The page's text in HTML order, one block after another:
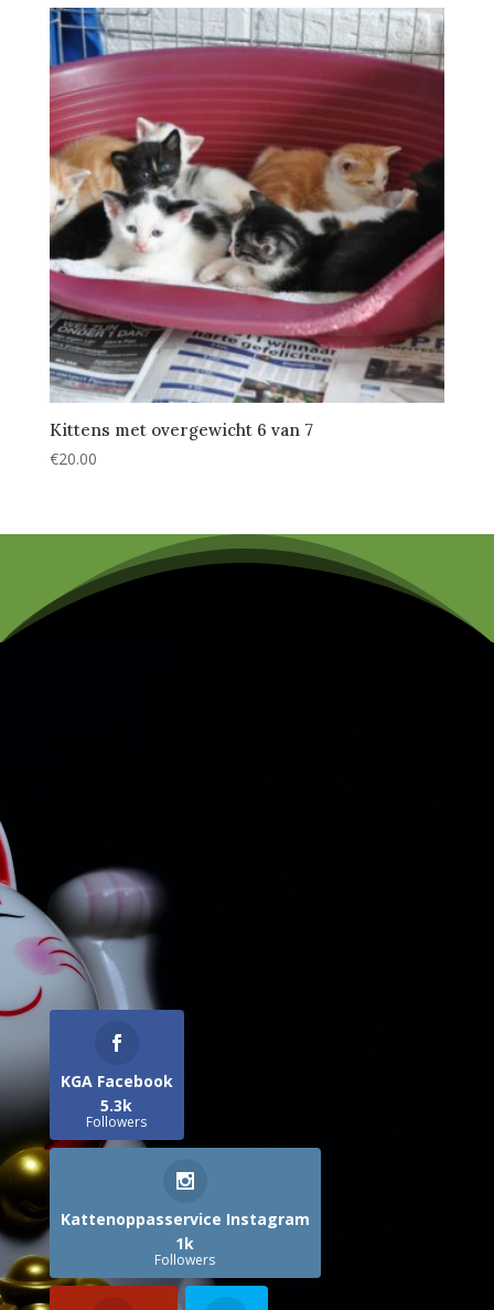
Kittens met overgewicht 6 van 7
€20.00
KGA Facebook
5.3k
Followers
Kattenoppasservice Instagram
1k
Followers